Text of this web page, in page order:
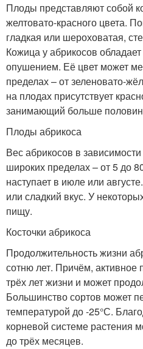
Плоды представляют собой
желтовато-красного цвета.
гладкая или шероховатая,
Кожица у абрикосов
опушением. Её цвет может
пределах – от зеленовато-
на плодах присутствует
занимающий больше
Плоды абрикоса
Вес абрикосов в
широких пределах – от 5 до
наступает в июле или
или сладкий вкус. У
пищу.
Косточки абрикоса
Продолжительность жизни
сотню лет. Причём, активное
трёх лет жизни и может
Большинство сортов может
температурой до -25°С.
корневой системе растения
до трёх месяцев.